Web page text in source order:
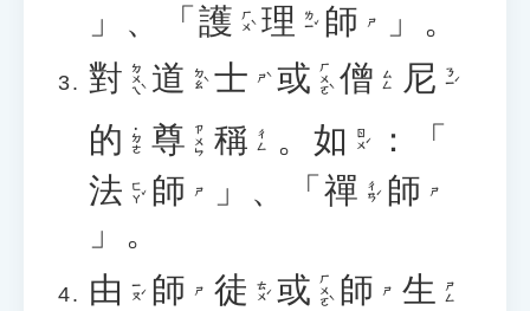
」、「 護 ㄏㄨˋ 理 ㄌㄧˇ 師 ㄕ
」。
對 ㄉㄨㄟˋ 道 ㄉㄠˋ 士 ㄕˋ 或 ㄏㄨㄛˋ 僧 ㄙㄥ 尼 ㄋㄧˊ
的 ˙ㄉㄜ 尊 ㄗㄨㄣ 稱 ㄔㄥ 。 如 ㄖㄨˊ
：「
法 ㄈㄚˇ 師 ㄕ 」、「 禪 ㄔㄢˊ 師 ㄕ
」。
由 ㄧㄡˊ 師 ㄕ 徒 ㄊㄨˊ 或 ㄏㄨㄛˋ 師 ㄕ 生 ㄕㄥ